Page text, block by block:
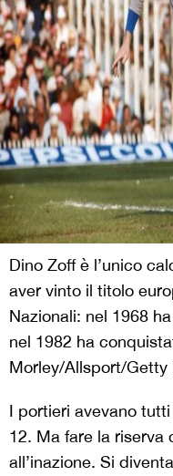
Dino Zoff è l’unico
aver vinto il titolo
Nazionali: nel 1968
nel 1982 ha
Morley/Allsport/Getty
I portieri avevano
12. Ma fare la riserva
all’inazione. Si